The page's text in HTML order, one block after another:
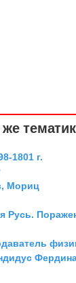
1801 г.
Мориц
Русь.